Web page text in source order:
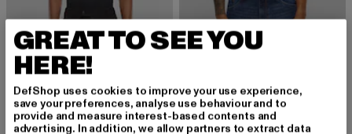
GREAT TO SEE YOU
HERE!
DefShop uses cookies to improve your use experience,
save your preferences, analyse use behaviour and to
provide and measure interest-based contents and
advertising. In addition, we allow partners to extract data